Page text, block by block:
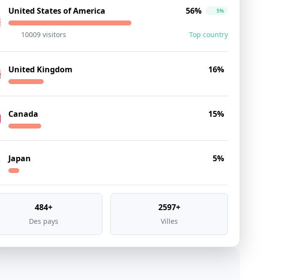
United States of America 56% 5%
10009 visitors Top country
United Kingdom 16%
Canada 15%
Japan 5%
484+
Des pays
2597+
Villes